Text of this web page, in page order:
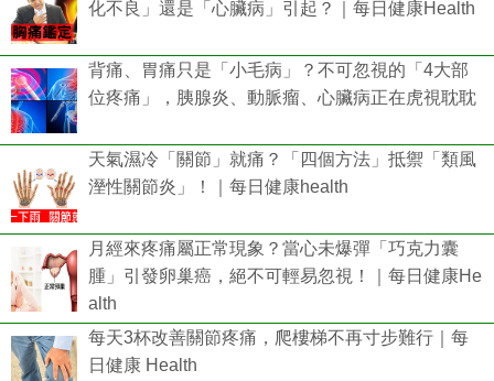
化不良」還是「心臟病」引起？｜每日健康Health
背痛、胃痛只是「小毛病」？不可忽視的「4大部
位疼痛」，胰腺炎、動脈瘤、心臟病正在虎視耽耽
天氣濕冷「關節」就痛？「四個方法」抵禦「類風
溼性關節炎」！｜每日健康health
月經來疼痛屬正常現象？當心未爆彈「巧克力囊
腫」引發卵巢癌，絕不可輕易忽視！｜每日健康He
alth
每天3杯改善關節疼痛，爬樓梯不再寸步難行｜每
日健康 Health